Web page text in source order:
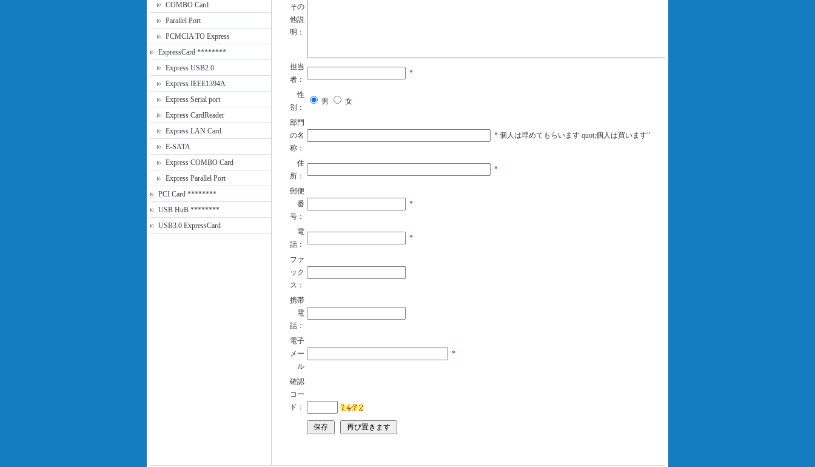
COMBO Card
Parallel Port
PCMCIA TO Express
ExpressCard ********
Express USB2.0
Express IEEE1394A
Express Serial port
Express CardReader
Express LAN Card
E-SATA
Express COMBO Card
Express Parallel Port
PCI Card ********
USB HuB ********
USB3.0 ExpressCard
その
他説
明：
担当
者：
*
性
别：
男 女
部門
の名
称：
* 個人は埋めてもらいます quot;個人は買います"
住
所：
*
郵便
番
号：
*
電
話：
*
ファ
ック
ス：
携帯
電
話：
電子
メー
ル
*
確認
コー
ド：